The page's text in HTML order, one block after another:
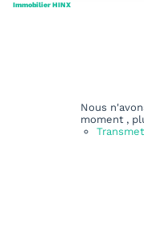
Immobilier HINX
Nous
moment ,